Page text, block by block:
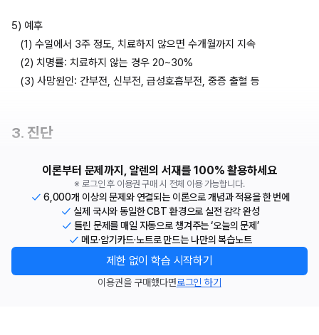
5) 예후
(1) 수일에서 3주 정도, 치료하지 않으면 수개월까지 지속
(2) 치명률: 치료하지 않는 경우 20~30%
(3) 사망원인: 간부전, 신부전, 급성호흡부전, 중증 출혈 등
3. 진단
이론부터 문제까지, 알렌의 서재를 100% 활용하세요
※ 로그인 후 이용권 구매 시 전체 이용 가능합니다.
6,000개 이상의 문제와 연결되는 이론으로 개념과 적용을 한 번에
실제 국시와 동일한 CBT 환경으로 실전 감각 완성
틀린 문제를 매일 자동으로 챙겨주는 ‘오늘의 문제’
메모·암기카드·노트로 만드는 나만의 복습노트
제한 없이 학습 시작하기
이용권을 구매했다면로그인 하기